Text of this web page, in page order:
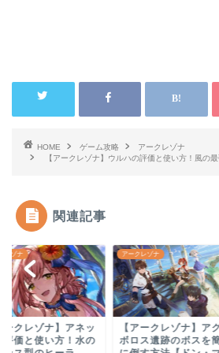
HOME ゲーム攻略
アークレゾナ
【アークレゾナ】ウルハの評価と使い方！風の
関連記事
レゾナ
ークレゾナ】アネッ
評価と使い方！水の
アークレゾナ
【アークレゾナ】ア
ボロス遺跡のボスを